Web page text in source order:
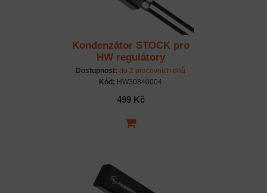
Kondenzátor STOCK pro
HW regulátory
Dostupnost: do 2 pracovních dnů
Kód: HW30840004
499 Kč